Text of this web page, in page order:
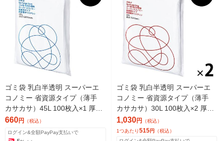
ゴミ袋 乳白半透明 スーパーエ
コノミー 省資源タイプ（薄手
カサカサ）45L 100枚入×1 厚さ
0.011mm アスクル （イチオ
シ） オリジナル
660円 （税込）
ログイン&全額PayPay支払いで
ゴミ袋 乳白半透明 スーパーエ
コノミー 省資源タイプ（薄手
カサカサ）30L 100枚入×2 厚さ
0.010mm アスクル オリジナル
1,030円
（税込）
1つあたり515円 （税込）